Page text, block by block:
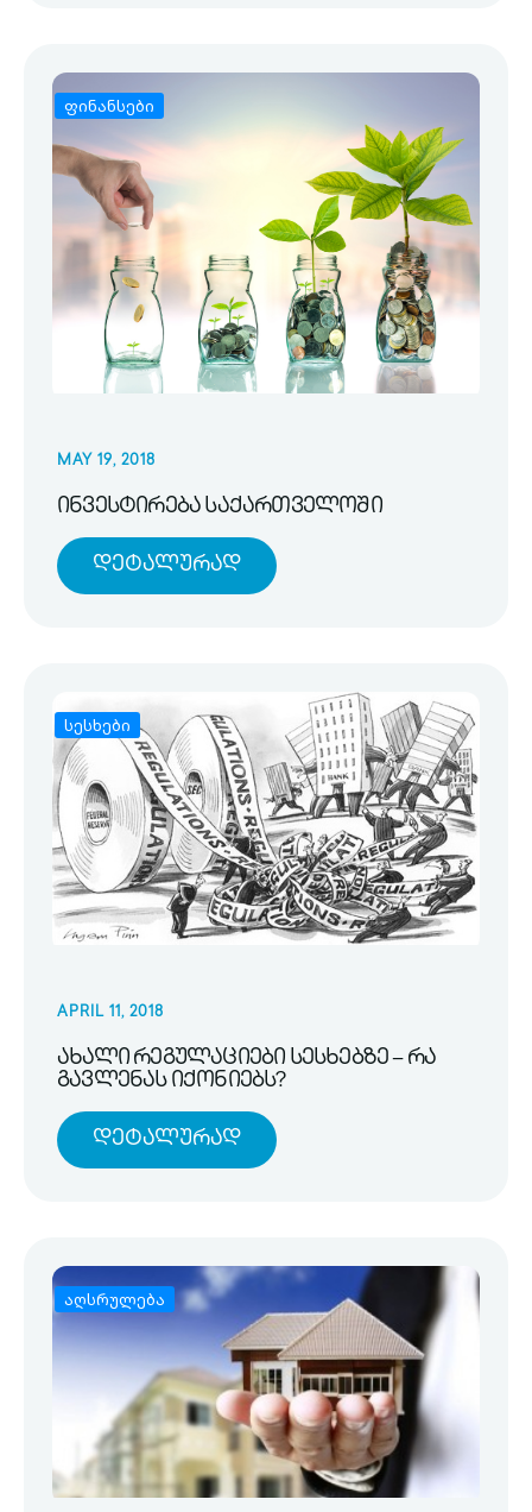
ფინანსები
MAY 19, 2018
ინვესტირება საქართველოში
Დეტალურად
სესხები
APRIL 11, 2018
ახალი რეგულაციები სესხებზე – რა
გავლენას იქონიებს?
Დეტალურად
აღსრულება